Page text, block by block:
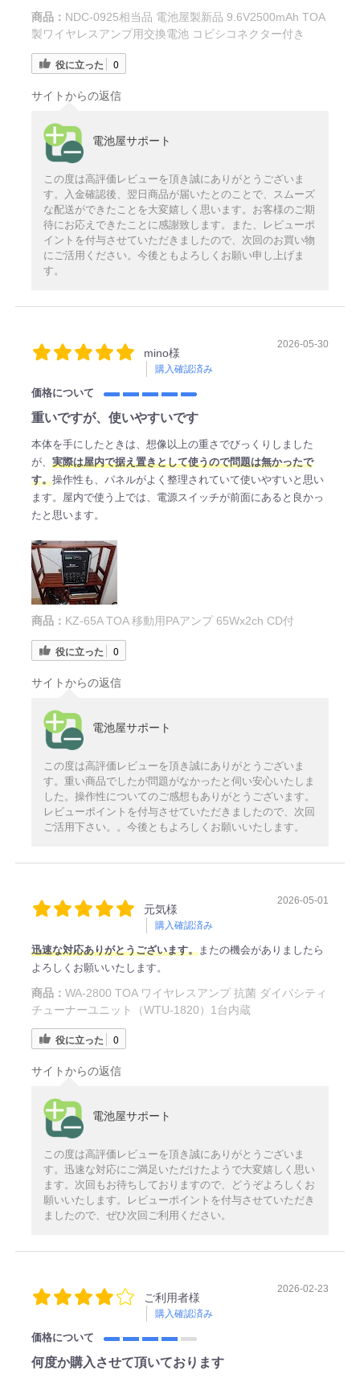
商品： NDC-0925相当品 電池屋製新品 9.6V2500mAh TOA
製ワイヤレスアンプ用交換電池 コビシコネクター付き
役に立った 0
サイトからの返信
電池屋サポート
この度は高評価レビューを頂き誠にありがとうございま
す。入金確認後、翌日商品が届いたとのことで、スムーズ
な配送ができたことを大変嬉しく思います。お客様のご期
待にお応えできたことに感謝致します。また、レビューポ
イントを付与させていただきましたので、次回のお買い物
にご活用ください。今後ともよろしくお願い申し上げま
す。
mino様
購入確認済み
2026-05-30
価格について
重いですが、使いやすいです
本体を手にしたときは、想像以上の重さでびっくりしました
が、 実際は屋内で据え置きとして使うので問題は無かったで
す。操作性も、パネルがよく整理されていて使いやすいと思い
ます。屋内で使う上では、電源スイッチが前面にあると良かっ
たと思います。
商品： KZ-65A TOA 移動用PAアンプ 65Wx2ch CD付
役に立った 0
サイトからの返信
電池屋サポート
この度は高評価レビューを頂き誠にありがとうございま
す。重い商品でしたが問題がなかったと伺い安心いたしま
した。操作性についてのご感想もありがとうございます。
レビューポイントを付与させていただきましたので、次回
ご活用下さい。。今後ともよろしくお願いいたします。
元気様
購入確認済み
2026-05-01
迅速な対応ありがとうございます。またの機会がありましたら
よろしくお願いいたします。
商品： WA-2800 TOA ワイヤレスアンプ 抗菌 ダイバシティ
チューナーユニット（WTU-1820）1台内蔵
役に立った 0
サイトからの返信
電池屋サポート
この度は高評価レビューを頂き誠にありがとうございま
す。迅速な対応にご満足いただけたようで大変嬉しく思い
ます。次回もお待ちしておりますので、どうぞよろしくお
願いいたします。レビューポイントを付与させていただき
ましたので、ぜひ次回ご利用ください。
ご利用者様
購入確認済み
2026-02-23
価格について
何度か購入させて頂いております